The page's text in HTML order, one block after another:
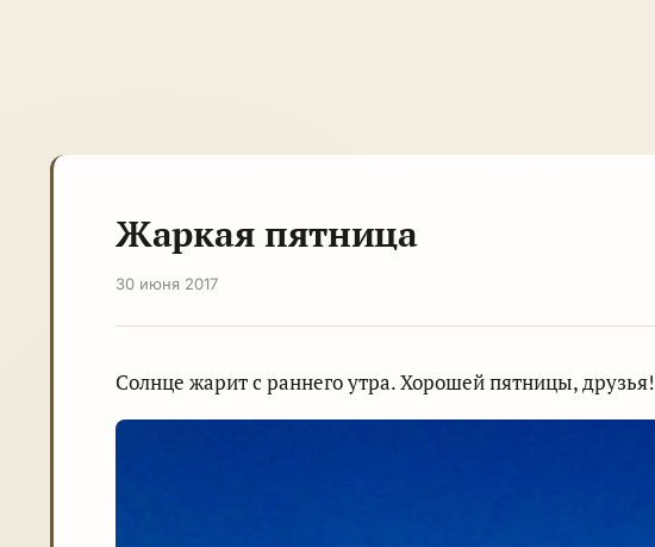
Жаркая пятница
30 июня 2017
Солнце жарит с раннего утра. Хорошей пятницы, друзья!